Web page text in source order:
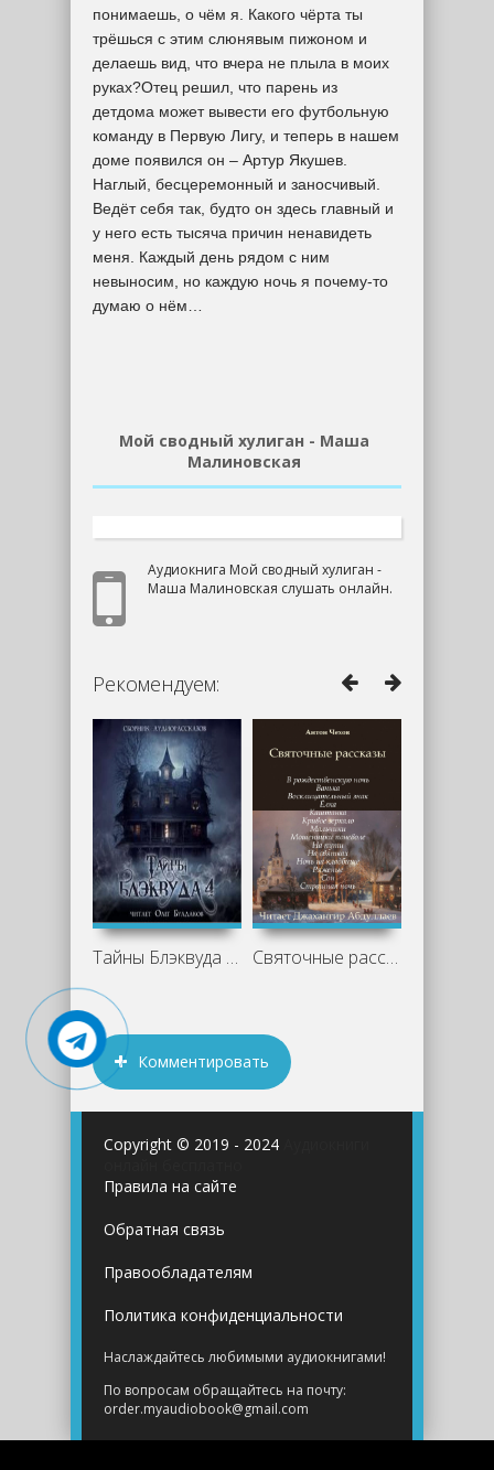
понимаешь, о чём я. Какого чёрта ты
трёшься с этим слюнявым пижоном и
делаешь вид, что вчера не плыла в моих
руках?Отец решил, что парень из
детдома может вывести его футбольную
команду в Первую Лигу, и теперь в нашем
доме появился он – Артур Якушев.
Наглый, бесцеремонный и заносчивый.
Ведёт себя так, будто он здесь главный и
у него есть тысяча причин ненавидеть
меня. Каждый день рядом с ним
невыносим, но каждую ночь я почему-то
думаю о нём…
Мой сводный хулиган - Маша
Малиновская
Аудиокнига Мой сводный хулиган -
Маша Малиновская слушать онлайн.
Рекомендуем:
Тайны Блэквуда (том 4) Святочные рассказы - Антон Чехов
Комментировать
Copyright © 2019 - 2024
Правила на сайте
Обратная связь
Правообладателям
Политика конфиденциальности
Наслаждайтесь любимыми аудиокнигами!
По вопросам обращайтесь на почту:
order.myaudiobook@gmail.com